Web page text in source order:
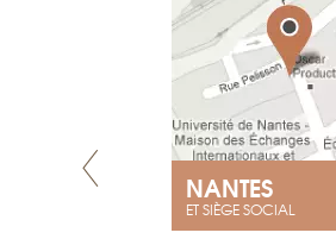
NANTES
ET SIÈGE SOCIAL